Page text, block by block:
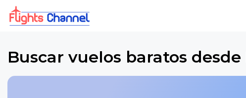
Buscar vuelos baratos